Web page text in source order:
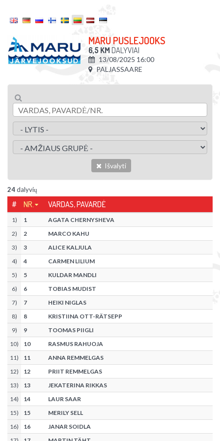
MARU PUSLEJOOKS
6,5 KM DALYVIAI
13/08/2025 16:00
PALJASSAARE
Išvalyti
24dalyvių
# NR. VARDAS, PAVARDĖ
1) 1
AGATA CHERNYSHEVA
2) 2
MARCO KAHU
3) 3
ALICE KALJULA
4) 4
CARMEN LILIUM
5) 5
KULDAR MANDLI
6) 6
TOBIAS MUDIST
7) 7
HEIKI NIGLAS
8) 8
KRISTIINA OTT-RÄTSEPP
9) 9
TOOMAS PIIGLI
10) 10
RASMUS RAHUOJA
11) 11
ANNA REMMELGAS
12) 12
PRIIT REMMELGAS
13) 13
JEKATERINA RIKKAS
14) 14
LAUR SAAR
15) 15
MERILY SELL
16) 16
JANAR SOIDLA